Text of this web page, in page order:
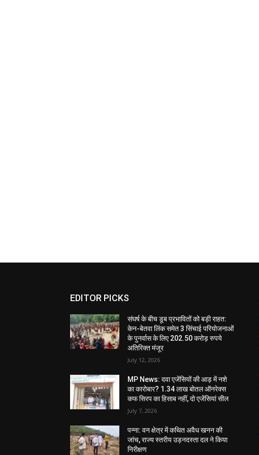
EDITOR PICKS
संघर्ष के बीच डूब प्रभावितों को बड़ी राहत:
केन-बेतवा लिंक समेत 3 सिंचाई परियोजनाओं
के पुनर्वास के लिए 202.50 करोड़ रुपये
अतिरिक्त मंजूर
July 12, 2026
MP News: दवा एजेंसियों की आड़ में नशे
का कारोबार? 1.34 लाख बोतल ऑनरेक्स
कफ सिरप का हिसाब नहीं, दो एजेंसियां सील
July 7, 2026
पन्ना: वन क्षेत्र में कथित अवैध खनन की
जांच, राज्य स्तरीय उड़नदस्ता दल ने किया
निरीक्षण